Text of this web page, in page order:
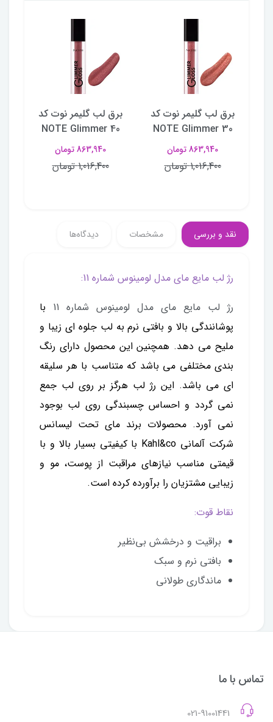
برق لب گلیمر نوت کد
NOTE Glimmer 30
863,940 تومان
1,016,400 تومان
برق لب گلیمر نوت کد
NOTE Glimmer 40
863,940 تومان
1,016,400 تومان
نقد و بررسی مشخصات دیدگاه‌ها
رژ لب مایع مای مدل لومینوس شماره 11:
رژ لب مایع مای مدل لومینوس شماره 11
با
پوشانندگی بالا و بافتی نرم به لب جلوه ای زیبا و
ملیح می دهد. همچنین این محصول دارای رنگ
بندی مختلفی می باشد که متناسب با هر سلیقه
ای می باشد. این رژ لب هرگز بر روی لب جمع
نمی گردد و احساس چسبندگی روی لب بوجود
نمی آورد. محصولات برند مای تحت لیسانس
شرکت آلمانی Kahl&co با كیفیتی بسیار بالا و با
قیمتی مناسب نیازهای مراقبت از پوست، مو و
زیبایی مشتزیان را برآورده کرده است.
نقاط قوت:
براقیت و درخشش بی‌نظیر
بافتی نرم و سبک
ماندگاری طولانی
تماس با ما